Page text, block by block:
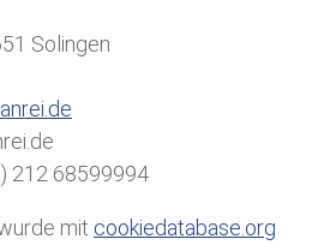
Solingen
212 68599994
mit cookiedatabase.org